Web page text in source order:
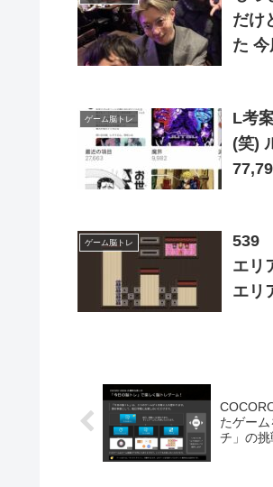
だけ
た
ゲーム脳トレ
L考
(笑) ルール ①19,39,42,43,44,49,52,57,59,66,69,
ゲーム脳トレ
539
エリ
エリ
たゲー
チ」の